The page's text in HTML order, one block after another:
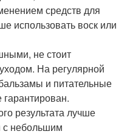
средств для
использовать воск или
не стоит
На регулярной
и питательные
гарантирован.
результата лучше
с небольшим